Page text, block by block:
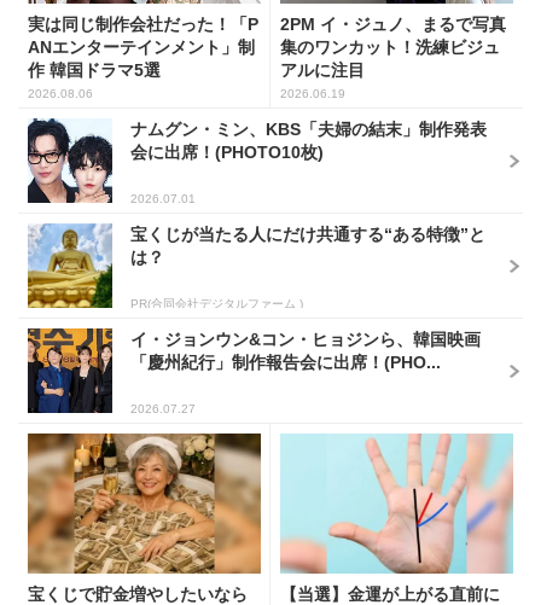
実は同じ制作会社だった！「P
ANエンターテインメント」制
作 韓国ドラマ5選
2026.08.06
2PM イ・ジュノ、まるで写真
集のワンカット！洗練ビジュ
アルに注目
2026.06.19
ナムグン・ミン、KBS「夫婦の結末」制作発表
会に出席！(PHOTO10枚)
2026.07.01
宝くじが当たる人にだけ共通する“ある特徴”と
は？
PR(合同会社デジタルファーム )
イ・ジョンウン&コン・ヒョジンら、韓国映画
「慶州紀行」制作報告会に出席！(PHO...
2026.07.27
宝くじで貯金増やしたいなら
【当選】金運が上がる直前に